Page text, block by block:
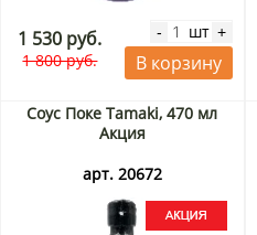
1 530 руб.
1 800 руб.
- шт +
В корзину
Соус Поке Tamaki, 470 мл
Акция
арт. 20672